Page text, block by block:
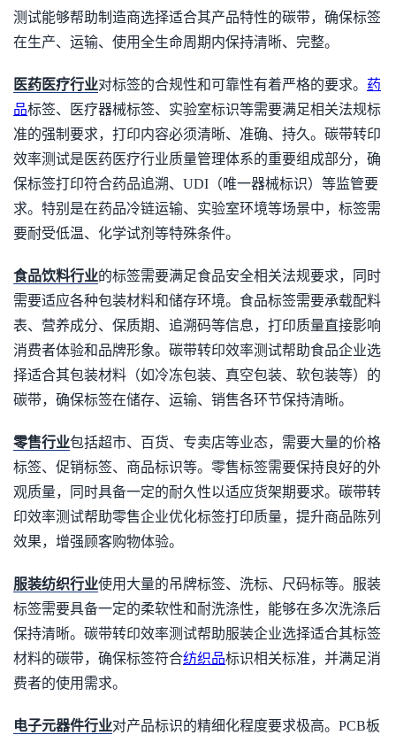
测试能够帮助制造商选择适合其产品特性的碳带，确保标签
在生产、运输、使用全生命周期内保持清晰、完整。
医药医疗行业对标签的合规性和可靠性有着严格的要求。 药
品标签、医疗器械标签、实验室标识等需要满足相关法规标
准的强制要求，打印内容必须清晰、准确、持久。碳带转印
效率测试是医药医疗行业质量管理体系的重要组成部分，确
保标签打印符合药品追溯、UDI（唯一器械标识）等监管要
求。特别是在药品冷链运输、实验室环境等场景中，标签需
要耐受低温、化学试剂等特殊条件。
食品饮料行业的标签需要满足食品安全相关法规要求，同时
需要适应各种包装材料和储存环境。食品标签需要承载配料
表、营养成分、保质期、追溯码等信息，打印质量直接影响
消费者体验和品牌形象。碳带转印效率测试帮助食品企业选
择适合其包装材料（如冷冻包装、真空包装、软包装等）的
碳带，确保标签在储存、运输、销售各环节保持清晰。
零售行业包括超市、百货、专卖店等业态，需要大量的价格
标签、促销标签、商品标识等。零售标签需要保持良好的外
观质量，同时具备一定的耐久性以适应货架期要求。碳带转
印效率测试帮助零售企业优化标签打印质量，提升商品陈列
效果，增强顾客购物体验。
服装纺织行业使用大量的吊牌标签、洗标、尺码标等。服装
标签需要具备一定的柔软性和耐洗涤性，能够在多次洗涤后
保持清晰。碳带转印效率测试帮助服装企业选择适合其标签
材料的碳带，确保标签符合纺织品标识相关标准，并满足消
费者的使用需求。
电子元器件行业对产品标识的精细化程度要求极高。PCB板